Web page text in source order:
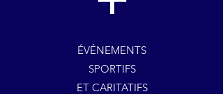
ÉVÉNEMENTS
SPORTIFS
ET CARITATIFS